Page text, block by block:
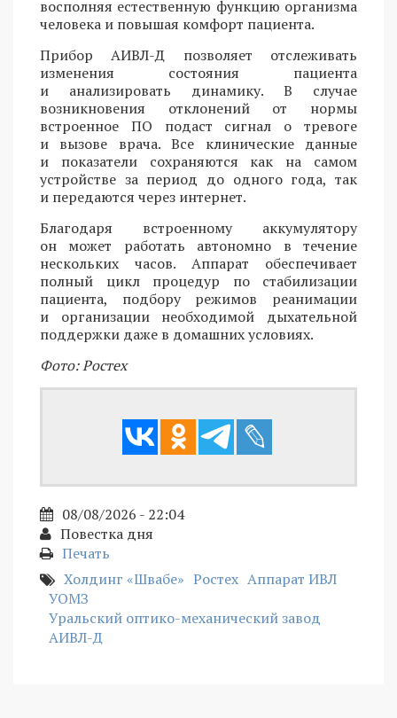
восполняя естественную функцию организма
человека и повышая комфорт пациента.
Прибор АИВЛ-Д позволяет отслеживать
изменения состояния пациента
и анализировать динамику. В случае
возникновения отклонений от нормы
встроенное ПО подаст сигнал о тревоге
и вызове врача. Все клинические данные
и показатели сохраняются как на самом
устройстве за период до одного года, так
и передаются через интернет.
Благодаря встроенному аккумулятору
он может работать автономно в течение
нескольких часов. Аппарат обеспечивает
полный цикл процедур по стабилизации
пациента, подбору режимов реанимации
и организации необходимой дыхательной
поддержки даже в домашних условиях.
Фото: Ростех
08/08/2026 - 22:04
Повестка дня
Печать
Холдинг «Швабе» Ростех Аппарат ИВЛ
УОМЗ
Уральский оптико-механический завод
АИВЛ-Д